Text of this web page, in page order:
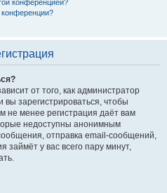
конференцией?
конференции?
от того, как администратор
зарегистрироваться, чтобы
не менее регистрация даёт вам
недоступны анонимным
отправка email-сообщений,
займёт у вас всего пару минут,